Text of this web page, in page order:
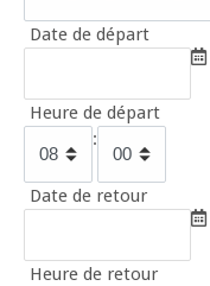
Date de départ
Heure de départ
:
Date de retour
Heure de retour